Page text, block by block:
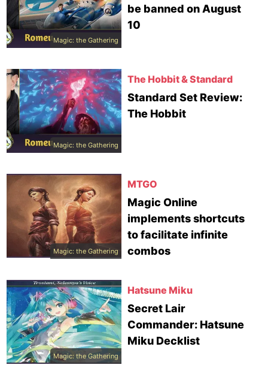
Magic: the Gathering
be banned on August
10
Magic: the Gathering
The Hobbit & Standard
Standard Set Review:
The Hobbit
Magic: the Gathering
MTGO
Magic Online
implements shortcuts
to facilitate infinite
combos
Magic: the Gathering
Hatsune Miku
Secret Lair
Commander: Hatsune
Miku Decklist